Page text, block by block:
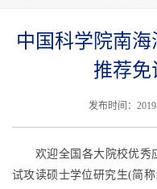
中国科学院南海
推荐免
发布时间：
欢迎全国各大院校优秀
试攻读硕士学位研究生(简称: